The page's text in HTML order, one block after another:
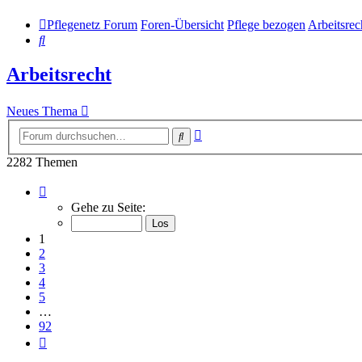
Pflegenetz Forum Foren-Übersicht Pflege bezogen
Suche
Arbeitsrecht
Neues Thema
Suche
2282 Themen
von
Gehe zu Seite:
1
2
3
4
5
…
92